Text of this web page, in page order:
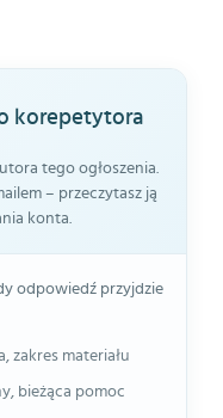
korepetytora
tego ogłoszenia.
– przeczytasz ją
konta.
odpowiedź przyjdzie
zakres materiału
bieżąca pomoc